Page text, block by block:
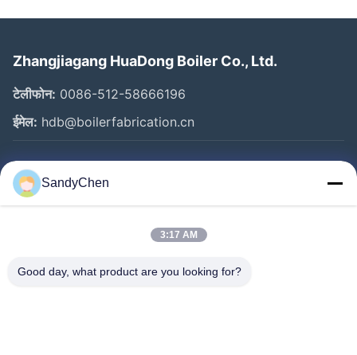
Zhangjiagang HuaDong Boiler Co., Ltd.
टेलीफोन: 0086-512-58666196
ईमेल: hdb@boilerfabrication.cn
त्वरित लिंक
घर
वीडियो
SandyChen
3:17 AM
Good day, what product are you looking for?